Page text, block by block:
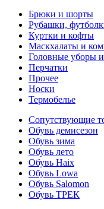
Брюки и шорты
Рубашки,
Куртки и кофты
Маскхалаты и
Головные уборы
Перчатки
Прочее
Носки
Термобелье
Сопутствующие
Обувь демисезон
Обувь зима
Обувь лето
Обувь Haix
Обувь Lowa
Обувь Salomon
Обувь ТРЕК